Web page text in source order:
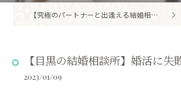
【究極のパートナーと出逢える結婚相談所】目黒区・品川区で結婚相談所ならアノー・ド・マリアージュ 目黒婚活サロン
【目黒の結婚相談所】婚活に失
2023/01/09